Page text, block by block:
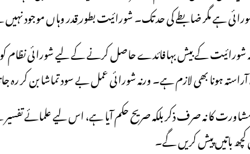
ہے مگر ضابطے کی حد تک۔ شورائیت بطور ِقدر وہاں موجود
شورائیت کے بیش بہافائدے حاصل کرنے کے لیے شورائی نظام
ہونا بھی لازم ہے۔ ورنہ شورائی عمل بے سود تماشا بن کر رہ
کا نہ صرف ذکر بلکہ صریح حکم آیا ہے، اس لیے علمائے
باتیں پیش کریں گے۔